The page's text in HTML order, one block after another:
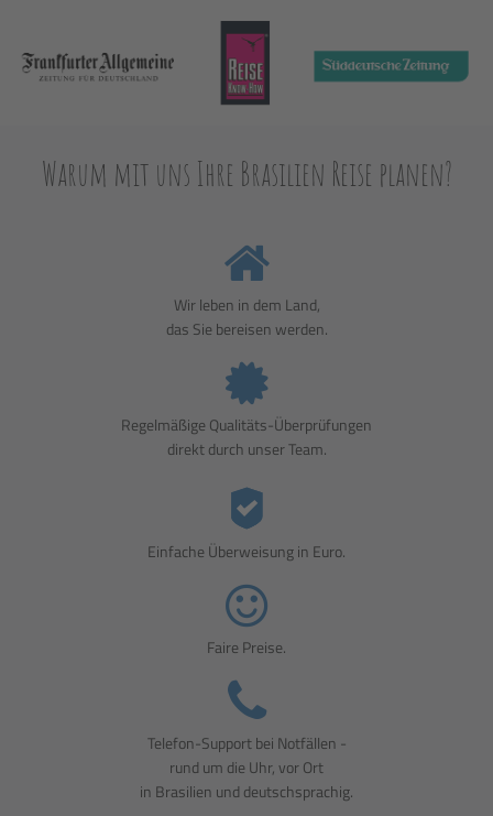
Warum mit uns Ihre Brasilien Reise planen?
Wir leben in dem Land,
das Sie bereisen werden.
Regelmäßige Qualitäts-Überprüfungen
direkt durch unser Team.
Einfache Überweisung in Euro.
Faire Preise.
Telefon-Support bei Notfällen -
rund um die Uhr, vor Ort
in Brasilien und deutschsprachig.